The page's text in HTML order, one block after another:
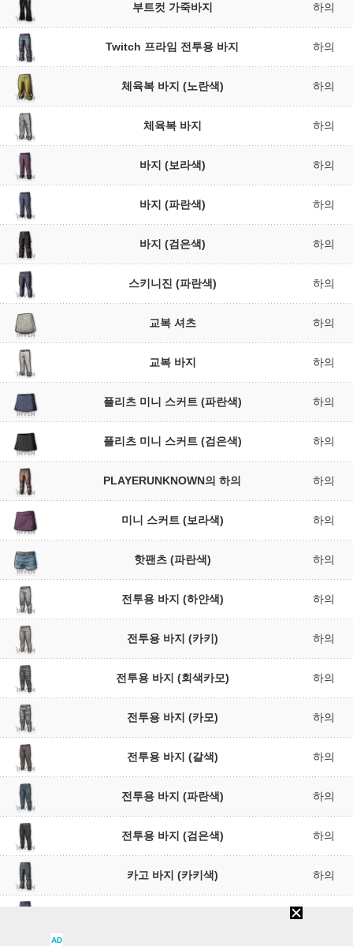
부트컷 가죽바지 하의
Twitch 프라임 전투용 바지 하의
체육복 바지 (노란색) 하의
체육복 바지 하의
바지 (보라색) 하의
바지 (파란색) 하의
바지 (검은색) 하의
스키니진 (파란색) 하의
교복 셔츠 하의
교복 바지 하의
플리츠 미니 스커트 (파란색) 하의
플리츠 미니 스커트 (검은색) 하의
PLAYERUNKNOWN의 하의 하의
미니 스커트 (보라색) 하의
핫팬츠 (파란색) 하의
전투용 바지 (하얀색) 하의
전투용 바지 (카키) 하의
전투용 바지 (회색카모) 하의
전투용 바지 (카모) 하의
전투용 바지 (갈색) 하의
전투용 바지 (파란색) 하의
전투용 바지 (검은색) 하의
카고 바지 (카키색) 하의
AD